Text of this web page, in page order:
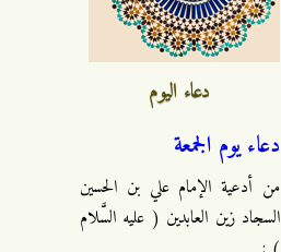
دعاء اليوم
دعاء يوم الجمعة
من أدعية الإمام علي بن الحسين
السجاد زين العابدين ( عليه السَّلام